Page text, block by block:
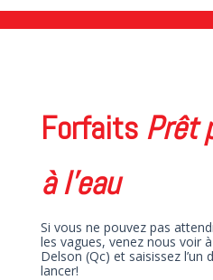
ForfaitsPrêt
à l’eau
Si vous ne pouvez pas
les vagues, venez nous voir
Delson (Qc) et saisissez
lancer!